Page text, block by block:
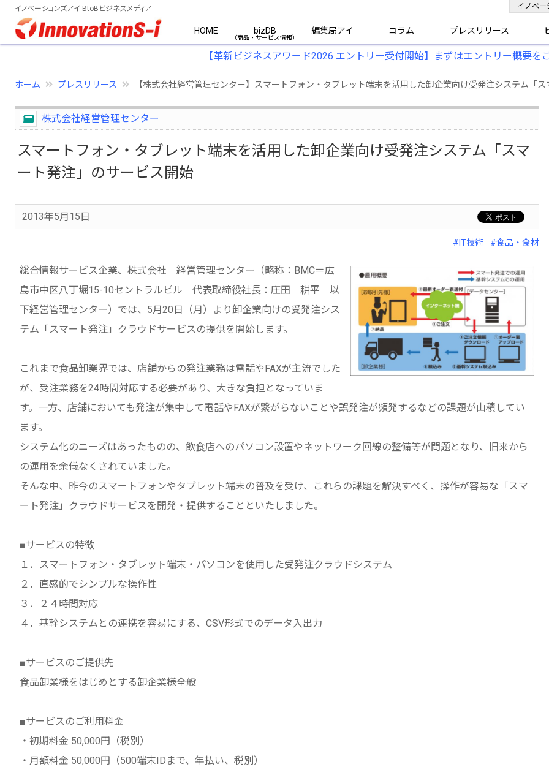
イノベーションズアイ BtoBビジネスメディア
HOME bizDB 編集局アイ コラム プレスリリース
イノベー
【革新ビジネスアワード2026 エントリー受付開始】まずはエントリー概要を
ホーム プレスリリース 【株式会社経営管理センター】スマートフォン・タブレット端末を活用した卸企業向け受発注システム「
株式会社経営管理センター
スマートフォン・タブレット端末を活用した卸企業向け受発注システム「スマ
ート発注」のサービス開始
2013年5月15日
#IT技術 #食品・食材
総合情報サービス企業、株式会社 経営管理センター（略称：BMC＝広
島市中区八丁堀15-10セントラルビル 代表取締役社長：庄田 耕平 以
下経営管理センター）では、5月20日（月）より卸企業向けの受発注シス
テム「スマート発注」クラウドサービスの提供を開始します。
これまで食品卸業界では、店舗からの発注業務は電話やFAXが主流でした
が、受注業務を24時間対応する必要があり、大きな負担となっていま
す。一方、店舗においても発注が集中して電話やFAXが繋がらないことや誤発注が頻発するなどの課題が山積してい
ます。
システム化のニーズはあったものの、飲食店へのパソコン設置やネットワーク回線の整備等が問題となり、旧来から
の運用を余儀なくされていました。
そんな中、昨今のスマートフォンやタブレット端末の普及を受け、これらの課題を解決すべく、操作が容易な「スマ
ート発注」クラウドサービスを開発・提供することといたしました。
■サービスの特徴
１．スマートフォン・タブレット端末・パソコンを使用した受発注クラウドシステム
２．直感的でシンプルな操作性
３．２４時間対応
４．基幹システムとの連携を容易にする、CSV形式でのデータ入出力
■サービスのご提供先
食品卸業様をはじめとする卸企業様全般
■サービスのご利用料金
・初期料金 50,000円（税別）
・月額料金 50,000円（500端末IDまで、年払い、税別）